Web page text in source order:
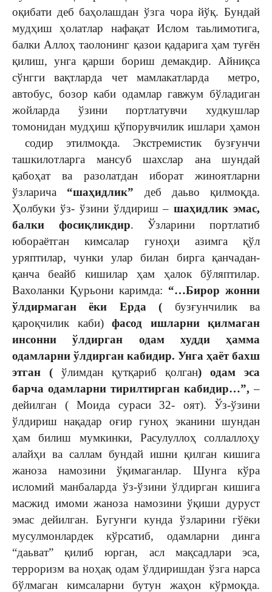
оқибати деб баҳолашдан ўзга чора йўқ. Бундай
мудҳиш ҳолатлар нафақат Ислом таьлимотига,
балки Аллоҳ таолонинг қазои қадарига ҳам туғён
қилиш, унга қарши бориш демакдир. Айниқса
сўнгги вақтларда чет мамлакатларда метро,
автобус, бозор каби одамлар гавжум бўладиган
жойларда ўзини портлатувчи худкушлар
томонидан мудҳиш қўпорувчилик ишлари ҳамон
содир этилмоқда. Экстремистик бузғунчи
ташкилотларга мансуб шахслар ана шундай
қабоҳат ва разолатдан иборат жиноятларни
ўзларича “шаҳидлик” деб даьво қилмоқда.
Ҳолбуки ўз- ўзини ўлдириш –шаҳидлик эмас,
балки фосиқликдир. Ўзларини портлатиб
юбораётган кимсалар гуноҳи азимга қўл
уряптилар, чунки улар билан бирга қанчадан-
қанча беайб кишилар ҳам ҳалок бўляптилар.
Вахоланки Қурьони каримда: “…Бирор жонни
ўлдирмаган ёки Ерда ( бузғунчилик ва
қароқчилик каби) фасод ишларни қилмаган
инсонни ўлдирган одам худди ҳамма
одамларни ўлдирган кабидир. Унга ҳаёт бахш
этган ( ўлимдан қутқариб қолган) одам эса
барча одамларни тирилтирган кабидир…”,–
дейилган ( Моида сураси 32- оят). Ўз-ўзини
ўлдириш нақадар оғир гуноҳ эканини шундан
ҳам билиш мумкинки, Расулуллоҳ соллаллоҳу
алайҳи ва саллам бундай ишни қилган кишига
жаноза намозини ўқимаганлар. Шунга кўра
исломий манбаларда ўз-ўзини ўлдирган кишига
масжид имоми жаноза намозини ўқиши дуруст
эмас дейилган. Бугунги кунда ўзларини гўёки
мусулмонлардек кўрсатиб, одамларни динга
“даьват” қилиб юрган, асл мақсадлари эса,
терроризм ва ноҳақ одам ўлдиришдан ўзга нарса
бўлмаган кимсаларни бутун жаҳон кўрмоқда.